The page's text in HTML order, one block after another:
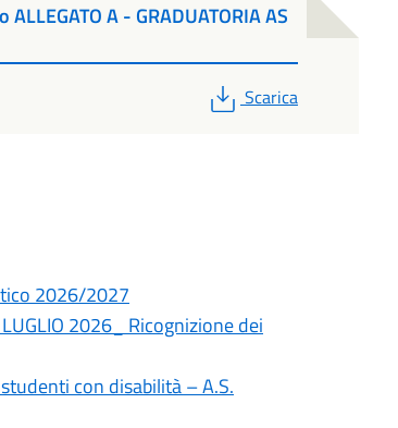
A - GRADUATORIA AS
PDF
Scarica
2026/2027
LUGLIO 2026_ Ricognizione dei
con disabilità – A.S.